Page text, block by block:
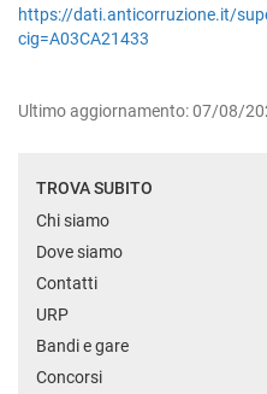
https://dati.anticorruzione.it/
cig=A03CA21433
Ultimo aggiornamento: 07/08/
TROVA SUBITO
Chi siamo
Dove siamo
Contatti
URP
Bandi e gare
Concorsi